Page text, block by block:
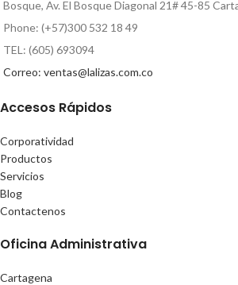
Bosque, Av. El Bosque Diagonal 21# 45-85
Phone: (+57)300 532 18 49
TEL: (605) 693094
Correo: ventas@lalizas.com.co
Accesos Rápidos
Corporatividad
Productos
Servicios
Blog
Contactenos
Oficina Administrativa
Cartagena